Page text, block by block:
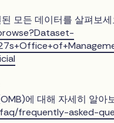
모든 데이터를 살펴보세
에 대해 자세히 알아
frequently-asked-